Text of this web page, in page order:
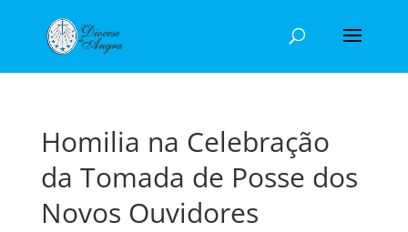
Homilia na Celebração
da Tomada de Posse dos
Novos Ouvidores